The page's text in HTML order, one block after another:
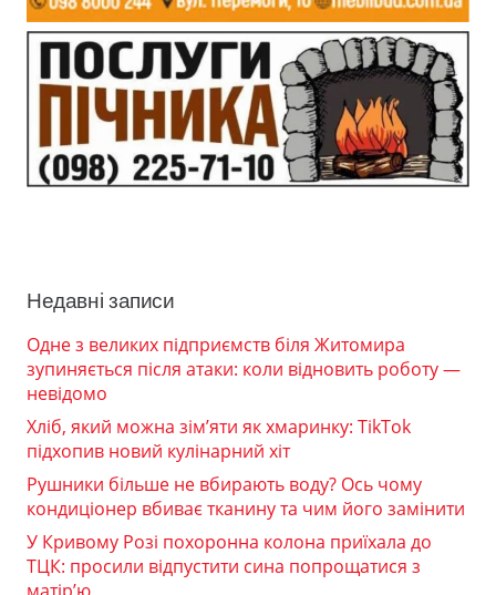
Недавні записи
Одне з великих підприємств біля Житомира
зупиняється після атаки: коли відновить роботу —
невідомо
Хліб, який можна зім’яти як хмаринку: TikTok
підхопив новий кулінарний хіт
Рушники більше не вбирають воду? Ось чому
кондиціонер вбиває тканину та чим його замінити
У Кривому Розі похоронна колона приїхала до
ТЦК: просили відпустити сина попрощатися з